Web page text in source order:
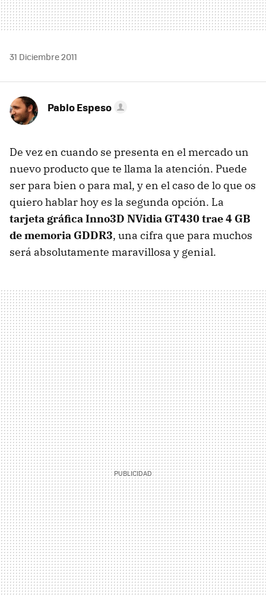
31 Diciembre 2011
Pablo Espeso
De vez en cuando se presenta en el mercado un
nuevo producto que te llama la atención. Puede
ser para bien o para mal, y en el caso de lo que os
quiero hablar hoy es la segunda opción. La
tarjeta gráfica Inno3D NVidia GT430 trae 4 GB
de memoria GDDR3, una cifra que para muchos
será absolutamente maravillosa y genial.